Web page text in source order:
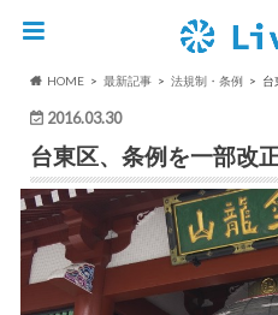
HOME 最新記事 法規制・条例 台
2016.03.30
台東区、条例を一部改